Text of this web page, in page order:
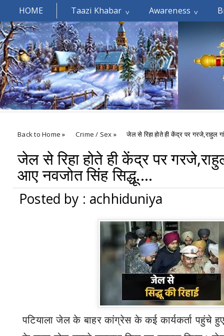
HOME Taazi Khabar Awareness
Welcomes You.....
Back to Home » Crime / Sex » जेल से रिहा होते ही केंद्र पर गरजे,राहुल
जेल से रिहा होते ही केंद्र पर
आए नवजोत सिंह सिद्धू....
Posted by : achhiduniya
पटियाला जेल के बाहर कांग्रेस के कई कार्यकर्ता पहुंचे